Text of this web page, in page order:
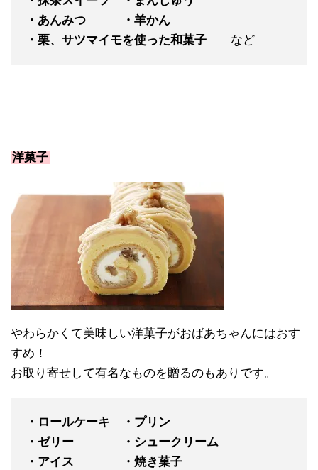
・あんみつ ・羊かん
・栗、サツマイモを使った和菓子 など
洋菓子
やわらかくて美味しい洋菓子がおばあちゃんにはおす
すめ！
お取り寄せして有名なものを贈るのもありです。
・ロールケーキ ・プリン
・ゼリー ・シュークリーム
・アイス ・焼き菓子